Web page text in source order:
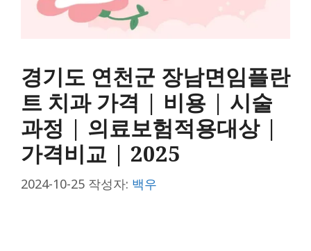
경기도 연천군 장남면임플란
트 치과 가격 | 비용 | 시술
과정 | 의료보험적용대상 |
가격비교 | 2025
2024-10-25 작성자: 백우